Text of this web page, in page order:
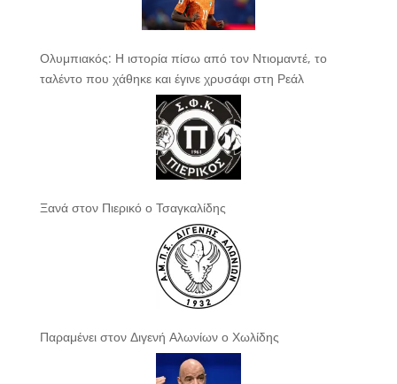
Ολυμπιακός: Η ιστορία πίσω από τον Ντιομαντέ, το
ταλέντο που χάθηκε και έγινε χρυσάφι στη Ρεάλ
Ξανά στον Πιερικό ο Τσαγκαλίδης
Παραμένει στον Διγενή Αλωνίων ο Χωλίδης